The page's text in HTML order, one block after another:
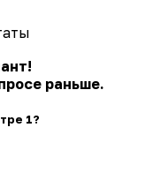
раньше.
1?